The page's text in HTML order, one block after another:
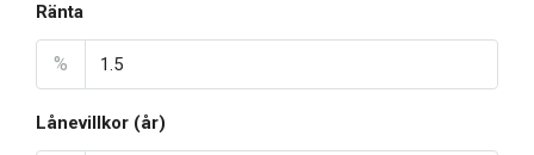
Ränta
%
Lånevillkor (år)